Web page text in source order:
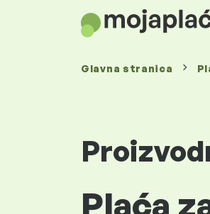
Glavna stranica
Plaća